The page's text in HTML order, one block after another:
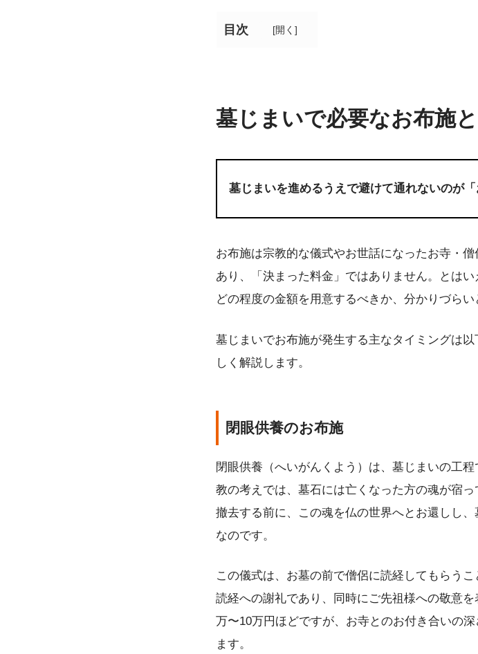
目次 [開く ]
墓じまいで必要なお布施
墓じまいを進めるうえで避けて通れないのが「
お布施は宗教的な儀式やお世話になったお寺・
あり、「決まった料金」ではありません。とは
どの程度の金額を用意するべきか、分かりづらい
墓じまいでお布施が発生する主なタイミングは
しく解説します。
閉眼供養のお布施
閉眼供養（へいがんくよう）は、墓じまいの工
教の考えでは、墓石には亡くなった方の魂が宿
撤去する前に、この魂を仏の世界へとお還しし
なのです。
この儀式は、お墓の前で僧侶に読経してもらう
読経への謝礼であり、同時にご先祖様への敬意
万〜10万円ほどですが、お寺とのお付き合いの
ます。